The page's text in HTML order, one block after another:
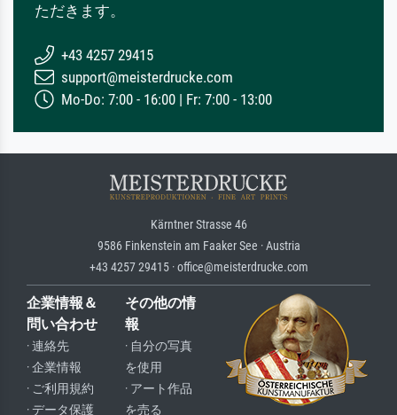
ただきます。
+43 4257 29415
support@meisterdrucke.com
Mo-Do: 7:00 - 16:00 | Fr: 7:00 - 13:00
Kärntner Strasse 46
9586 Finkenstein am Faaker See · Austria
+43 4257 29415 · office@meisterdrucke.com
企業情報＆
問い合わせ
· 連絡先
· 企業情報
· ご利用規約
· データ保護
その他の情
報
· 自分の写真
を使用
· アート作品
を売る